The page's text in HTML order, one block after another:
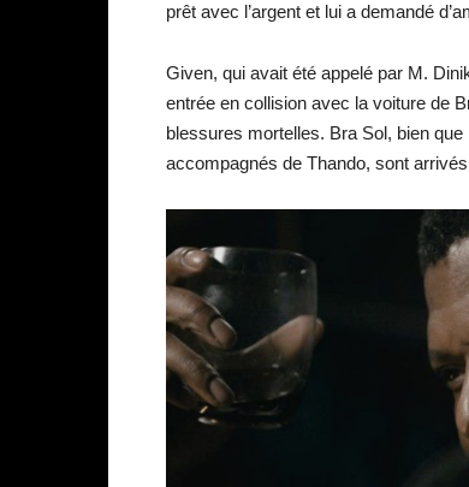
prêt avec l’argent et lui a demandé
Given, qui avait été appelé par M.
entrée en collision avec la voiture de
blessures mortelles. Bra Sol, bien
accompagnés de Thando, sont